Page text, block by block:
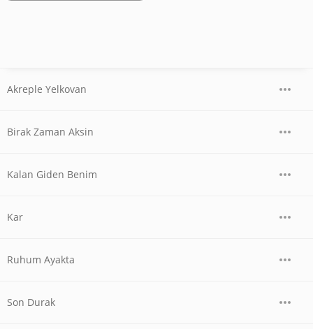
Akreple Yelkovan
Birak Zaman Aksin
Kalan Giden Benim
Kar
Ruhum Ayakta
Son Durak